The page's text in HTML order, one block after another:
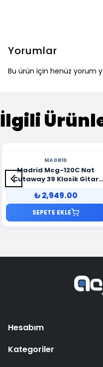
Yorumlar
Bu ürün için henüz yorum
İlgili
MADRID
Madrid Mcg-120C Nat
Cutaway 39 Klasik Gitar
₺ 2,949.00
SEPETE EKLE
Hesabım
Kategoriler